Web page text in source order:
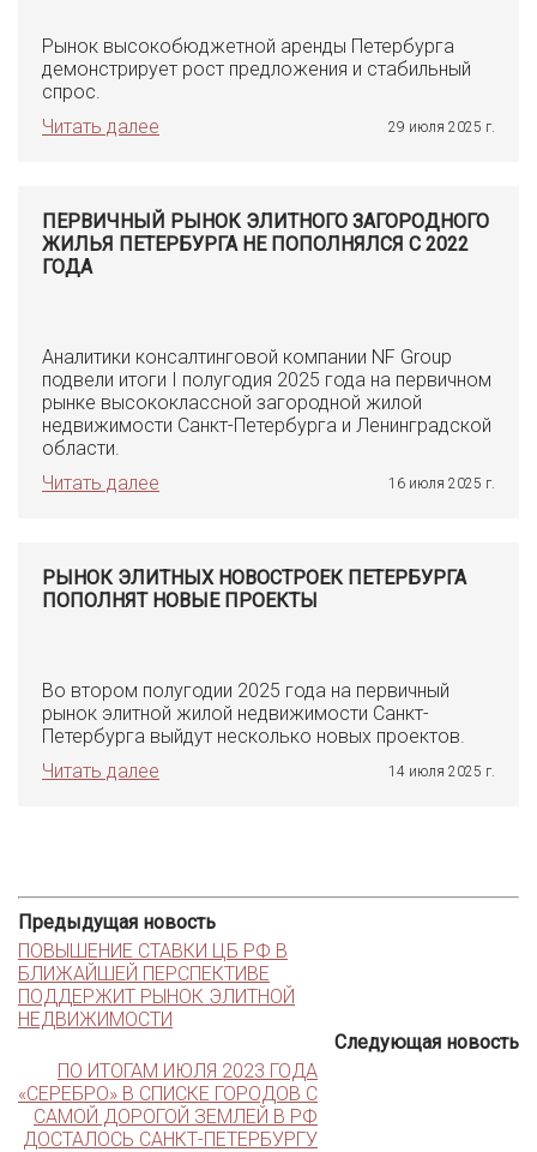
Рынок высокобюджетной аренды Петербурга
демонстрирует рост предложения и стабильный
спрос.
Читать далее
29 июля 2025 г.
ПЕРВИЧНЫЙ РЫНОК ЭЛИТНОГО ЗАГОРОДНОГО
ЖИЛЬЯ ПЕТЕРБУРГА НЕ ПОПОЛНЯЛСЯ С 2022
ГОДА
Аналитики консалтинговой компании NF Group
подвели итоги I полугодия 2025 года на первичном
рынке высококлассной загородной жилой
недвижимости Санкт-Петербурга и Ленинградской
области.
Читать далее
16 июля 2025 г.
РЫНОК ЭЛИТНЫХ НОВОСТРОЕК ПЕТЕРБУРГА
ПОПОЛНЯТ НОВЫЕ ПРОЕКТЫ
Во втором полугодии 2025 года на первичный
рынок элитной жилой недвижимости Санкт-
Петербурга выйдут несколько новых проектов.
Читать далее
14 июля 2025 г.
Предыдущая новость
ПОВЫШЕНИЕ СТАВКИ ЦБ РФ В
БЛИЖАЙШЕЙ ПЕРСПЕКТИВЕ
ПОДДЕРЖИТ РЫНОК ЭЛИТНОЙ
НЕДВИЖИМОСТИ
Следующая новость
ПО ИТОГАМ ИЮЛЯ 2023 ГОДА
«СЕРЕБРО» В СПИСКЕ ГОРОДОВ С
САМОЙ ДОРОГОЙ ЗЕМЛЕЙ В РФ
ДОСТАЛОСЬ САНКТ-ПЕТЕРБУРГУ